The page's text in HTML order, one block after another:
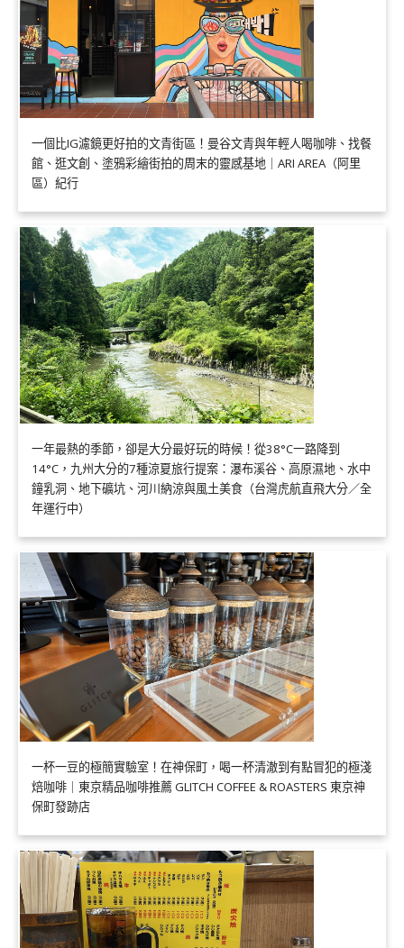
一個比IG濾鏡更好拍的文青街區！曼谷文青與年輕人喝咖啡、找餐
館、逛文創、塗鴉彩繪街拍的周末的靈感基地｜ARI AREA（阿里
區）紀行
一年最熱的季節，卻是大分最好玩的時候！從38°C一路降到
14°C，九州大分的7種涼夏旅行提案：瀑布溪谷、高原濕地、水中
鐘乳洞、地下礦坑、河川納涼與風土美食（台灣虎航直飛大分／全
年運行中）
一杯一豆的極簡實驗室！在神保町，喝一杯清澈到有點冒犯的極淺
焙咖啡｜東京精品咖啡推薦 GLITCH COFFEE & ROASTERS 東京神
保町發跡店